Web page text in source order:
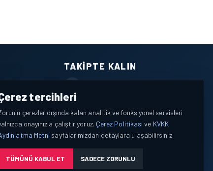
TAKIPTE KALIN
YouTube
tercihleri
çerezler dışında kalan analitik ve fonksiyonel servisleri
onayınızla çalıştırıyoruz. Çerez Politikası ve KVKK
Metni sayfalarımızdan detaylara ulaşabilirsiniz.
TÜMÜNÜ KABUL ET SADECE ZORUNLU